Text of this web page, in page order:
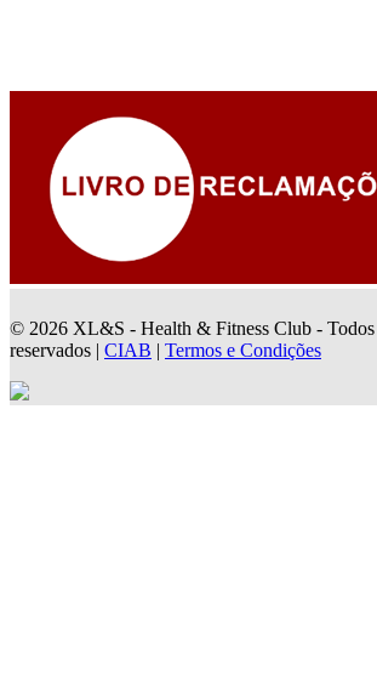
© 2026 XL&S - Health & Fitness Club - Todos
reservados | CIAB | Termos e Condições